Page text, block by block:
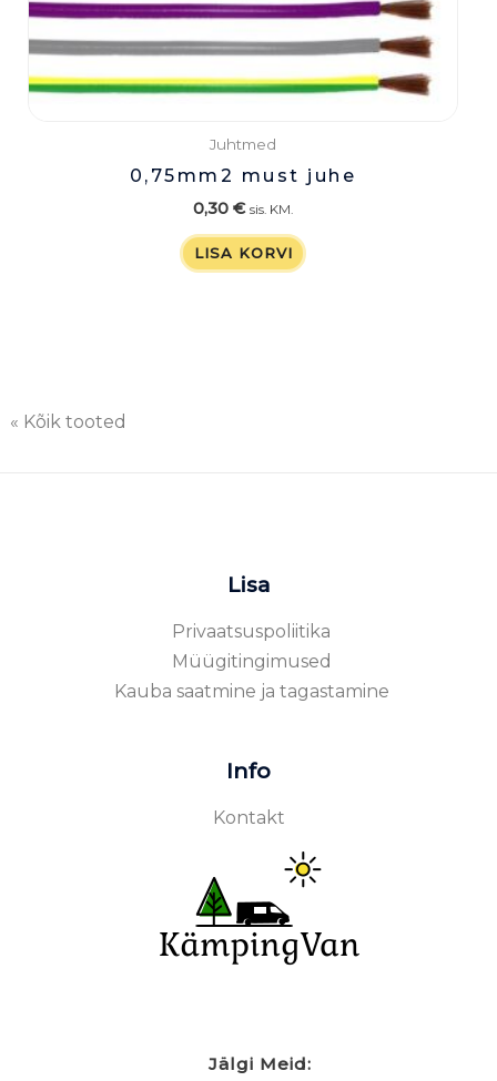
Juhtmed
0,75mm2 must juhe
0,30 € sis. KM.
LISA KORVI
« Kõik tooted
Jälgi Meid:
Info
Kontakt
Lisa
Privaatsuspoliitika
Müügitingimused
Kauba saatmine ja tagastamine